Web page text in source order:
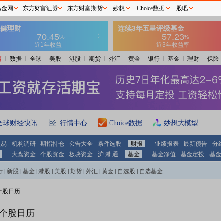
数据 全球 美股 港股 期货 外汇 黄金 银行 基金 理财 保险
球财经快讯 行情中心 Choice数据 妙想大模型
机构调研 期指持仓 公告大全 条件选股 财报 业绩报表 最新预告
分
大盘资金
个股资金 板块资金 沪 港 通 基金 基金净值 基金定投 基
新股 基金 港股 美股 期货 外汇 黄金 自选股 自选基金
股日历
股日历
网 东方财富证券 东方财富期货 妙想 Choice数据 股吧